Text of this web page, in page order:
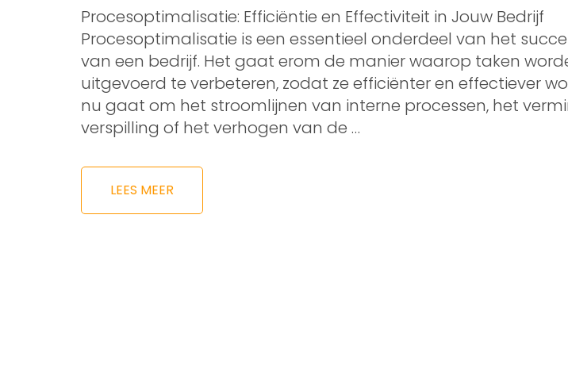
Procesoptimalisatie: Efficiëntie en Effectiviteit in Jouw Bedrijf
Procesoptimalisatie is een essentieel onderdeel van het
van een bedrijf. Het gaat erom de manier waarop taken
uitgevoerd te verbeteren, zodat ze efficiënter en effectiever
nu gaat om het stroomlijnen van interne processen, het
verspilling of het verhogen van de …
LEES MEER